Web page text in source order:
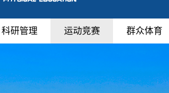
科研管理 运动竞赛 群众体育